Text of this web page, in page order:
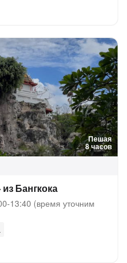
Пешая
8 часов
Бангкока
13:40 (время уточним